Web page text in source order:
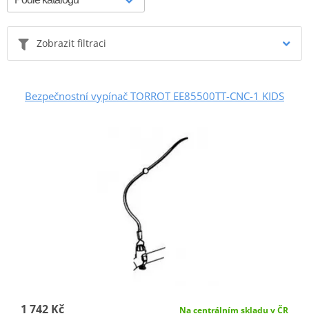
Zobrazit filtraci
Bezpečnostní vypínač TORROT EE85500TT-CNC-1 KIDS
1 742 Kč Na centrálním skladu v ČR